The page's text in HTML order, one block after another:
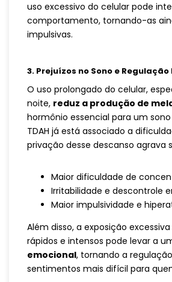
uso excessivo do celular pode
comportamento, tornando-as
impulsivas.
3. Prejuízos no Sono e
O uso prolongado do celular,
noite, reduz a produção de
hormônio essencial para um
TDAH já está associado a
privação desse descanso agrava
Maior dificuldade de
Irritabilidade e descontrole
Maior impulsividade e
Além disso, a exposição
rápidos e intensos pode levar a
emocional, tornando a
sentimentos mais difícil para